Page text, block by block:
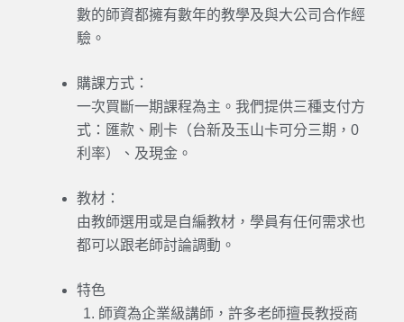
數的師資都擁有數年的教學及與大公司合作經
驗。
購課方式：
一次買斷一期課程為主。我們提供三種支付方
式：匯款、刷卡（台新及玉山卡可分三期，0
利率）、及現金。
教材：
由教師選用或是自編教材，學員有任何需求也
都可以跟老師討論調動。
特色
師資為企業級講師，許多老師擅長教授商